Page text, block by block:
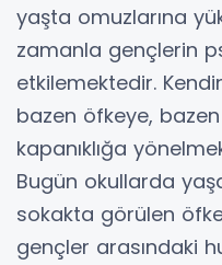
yaşta omuzlarına
zamanla gençlerin
etkilemektedir.
bazen öfkeye,
kapanıklığa
Bugün okullarda
sokakta görülen
gençler arasındaki